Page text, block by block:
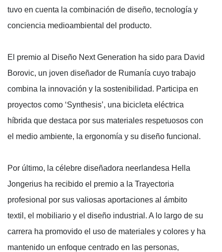
tuvo en cuenta la combinación de diseño, tecnología y
conciencia medioambiental del producto.
El premio al Diseño Next Generation ha sido para David
Borovic, un joven diseñador de Rumanía cuyo trabajo
combina la innovación y la sostenibilidad. Participa en
proyectos como ‘Synthesis’, una bicicleta eléctrica
híbrida que destaca por sus materiales respetuosos con
el medio ambiente, la ergonomía y su diseño funcional.
Por último, la célebre diseñadora neerlandesa Hella
Jongerius ha recibido el premio a la Trayectoria
profesional por sus valiosas aportaciones al ámbito
textil, el mobiliario y el diseño industrial. A lo largo de su
carrera ha promovido el uso de materiales y colores y ha
mantenido un enfoque centrado en las personas,